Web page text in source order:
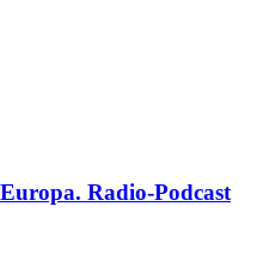
Radio-Podcast